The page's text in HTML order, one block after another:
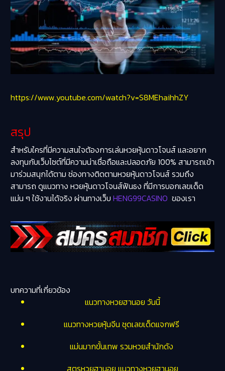
https://www.youtube.com/watch?v=S8MEhaihhZY
สรุป
สำหรับใครที่มีความสนใจต้องการเล่นหวยหุ้นดาวโจนส์ และอยาก
ลงทุนกับเว็บไซต์ที่มีความน่าเชื่อถือและปลอดภัย 100% สามารถเข้า
มาร่วมสนุกได้ตาม ช่องทางติดตามหวยหุ้นดาวโจนส์รวมถึง
สามารถ ดูแนวทาง หวยหุ้นดาวโจนส์ฟันธง ที่มีการบอกเลขเด็ด
แม่น ๆ ใช้งานได้จริง ผ่านทางเว็บ HENG99CASINO ของเรา
บทความที่เกี่ยวข้อง
แนวทางหวยฮานอย วันนี้
แนวทางหวยหุ้นจีน ชุดเลขเด็ดแจกฟรี
แม่นมากขั้นเทพ รวมหวยสำนักดัง
สูตรหวยฮานอย แนวทางหวยฮานอย